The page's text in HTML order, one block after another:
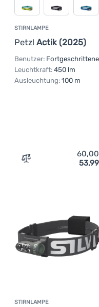
STIRNLAMPE
Petzl Actik (2025)
Benutzer:
Leuchtkraft: 450 lm
Ausleuchtung: 100 m
Zum Vergleich53,99
STIRNLAMPE